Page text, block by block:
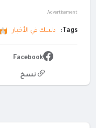
Advertisement
Tags: دليلك في الأخبار
Facebook
نسخ